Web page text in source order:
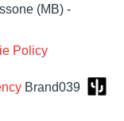
(MB) -
Policy
Brand039